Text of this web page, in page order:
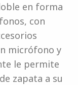
en forma
con
micrófono y
le permite
zapata a su